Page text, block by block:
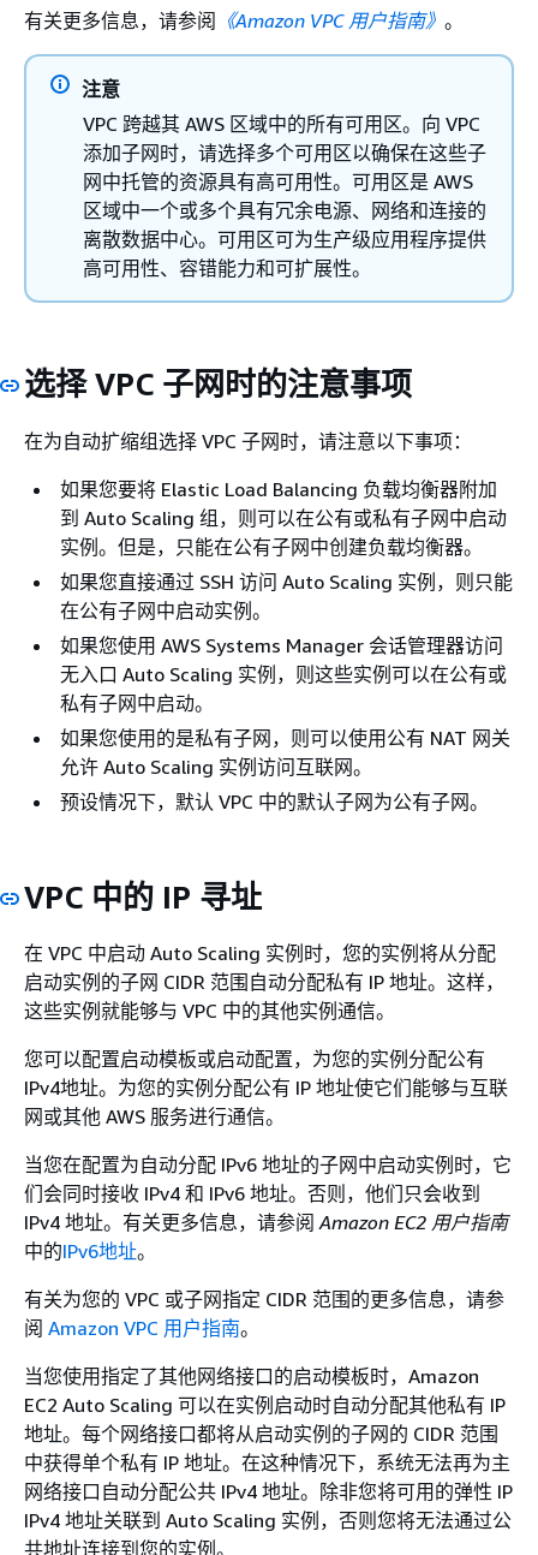
有关更多信息，请参阅 《Amazon VPC 用户指南》 。
注意
VPC 跨越其 AWS 区域中的所有可用区。向 VPC
添加子网时，请选择多个可用区以确保在这些子
网中托管的资源具有高可用性。可用区是 AWS
区域中一个或多个具有冗余电源、网络和连接的
离散数据中心。可用区可为生产级应用程序提供
高可用性、容错能力和可扩展性。
选择 VPC 子网时的注意事项
在为自动扩缩组选择 VPC 子网时，请注意以下事项：
如果您要将 Elastic Load Balancing 负载均衡器附加
到 Auto Scaling 组，则可以在公有或私有子网中启动
实例。但是，只能在公有子网中创建负载均衡器。
如果您直接通过 SSH 访问 Auto Scaling 实例，则只能
在公有子网中启动实例。
如果您使用 AWS Systems Manager 会话管理器访问
无入口 Auto Scaling 实例，则这些实例可以在公有或
私有子网中启动。
如果您使用的是私有子网，则可以使用公有 NAT 网关
允许 Auto Scaling 实例访问互联网。
预设情况下，默认 VPC 中的默认子网为公有子网。
VPC 中的 IP 寻址
在 VPC 中启动 Auto Scaling 实例时，您的实例将从分配
启动实例的子网 CIDR 范围自动分配私有 IP 地址。这样，
这些实例就能够与 VPC 中的其他实例通信。
您可以配置启动模板或启动配置，为您的实例分配公有
IPv4地址。为您的实例分配公有 IP 地址使它们能够与互联
网或其他 AWS 服务进行通信。
当您在配置为自动分配 IPv6 地址的子网中启动实例时，它
们会同时接收 IPv4 和 IPv6 地址。否则，他们只会收到
IPv4 地址。有关更多信息，请参阅Amazon EC2 用户指南
中的IPv6地址。
有关为您的 VPC 或子网指定 CIDR 范围的更多信息，请参
阅 Amazon VPC 用户指南。
当您使用指定了其他网络接口的启动模板时，Amazon
EC2 Auto Scaling 可以在实例启动时自动分配其他私有 IP
地址。每个网络接口都将从启动实例的子网的 CIDR 范围
中获得单个私有 IP 地址。在这种情况下，系统无法再为主
网络接口自动分配公共 IPv4 地址。除非您将可用的弹性 IP
IPv4 地址关联到 Auto Scaling 实例，否则您将无法通过公
共地址连接到您的实例。